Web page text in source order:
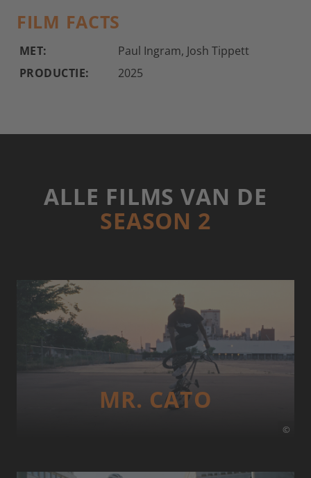
FILM FACTS
MET:
Paul Ingram, Josh Tippett
PRODUCTIE:
2025
ALLE FILMS VAN DE
SEASON 2
©
MR. CATO